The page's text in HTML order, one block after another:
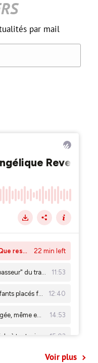
par mail
Voir plus